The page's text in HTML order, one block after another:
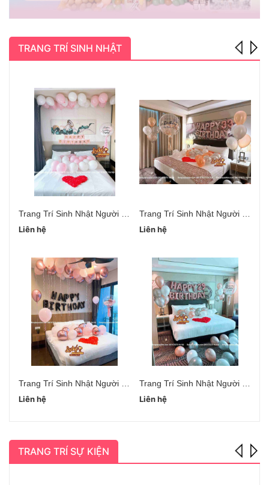
TRANG TRÍ SINH NHẬT
Liên hệ
Liên hệ
Liên hệ
Liên hệ
TRANG TRÍ SỰ KIỆN